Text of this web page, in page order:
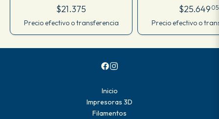
$21.375
Precio efectivo o transferencia
$25.649 05
Precio efectivo o
Inicio
Impresoras 3D
Filamentos